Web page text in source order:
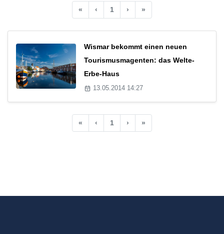
« ‹ 1 › »
Wismar bekommt einen neuen
Tourismusmagenten: das Welte-
Erbe-Haus
13.05.2014 14:27
« ‹ 1 › »